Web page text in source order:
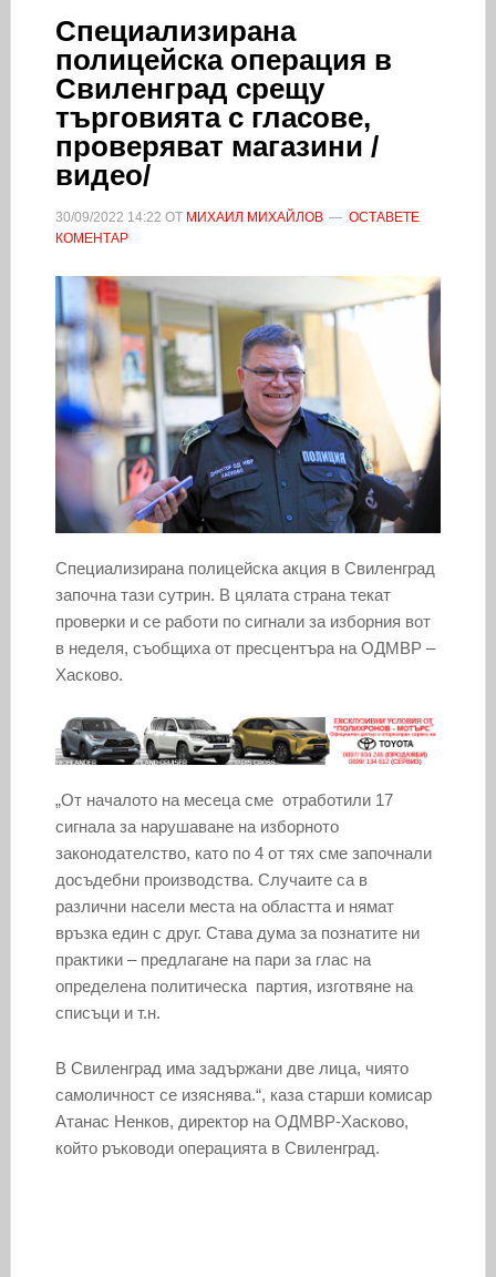
Специализирана
полицейска операция в
Свиленград срещу
търговията с гласове,
проверяват магазини /
видео/
30/09/2022 14:22 ОТ МИХАИЛ МИХАЙЛОВ
ОСТАВЕТЕ
КОМЕНТАР
Специализирана полицейска акция в Свиленград
започна тази сутрин. В цялата страна текат
проверки и се работи по сигнали за изборния вот
в неделя, съобщиха от пресцентъра на ОДМВР –
Хасково.
„От началото на месеца сме отработили 17
сигнала за нарушаване на изборното
законодателство, като по 4 от тях сме започнали
досъдебни производства. Случаите са в
различни насели места на областта и нямат
връзка един с друг. Става дума за познатите ни
практики – предлагане на пари за глас на
определена политическа партия, изготвяне на
списъци и т.н.
В Свиленград има задържани две лица, чиято
самоличност се изяснява.“, каза старши комисар
Атанас Ненков, директор на ОДМВР-Хасково,
който ръководи операцията в Свиленград.